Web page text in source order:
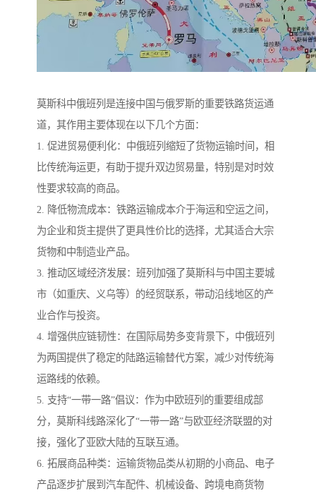
莫斯科中俄班列是连接中国与俄罗斯的重要铁路货运通
道，其作用主要体现在以下几个方面：
1. 促进贸易便利化：中俄班列缩短了货物运输时间，相
比传统海运更，有助于提升双边贸易量，特别是对时效
性要求较高的商品。
2. 降低物流成本：铁路运输成本介于海运和空运之间，
为企业和货主提供了更具性价比的选择，尤其适合大宗
货物和中制造业产品。
3. 推动区域经济发展：班列加强了莫斯科与中国主要城
市（如重庆、义乌等）的经贸联系，带动沿线地区的产
业合作与投资。
4. 增强供应链韧性：在国际局势多变背景下，中俄班列
为两国提供了稳定的陆路运输替代方案，减少对传统海
运路线的依赖。
5. 支持“一带一路”倡议：作为中欧班列的重要组成部
分，莫斯科线路深化了“一带一路”与欧亚经济联盟的对
接，强化了亚欧大陆的互联互通。
6. 拓展商品种类：运输货物品类从初期的小商品、电子
产品逐步扩展到汽车配件、机械设备、跨境电商货物